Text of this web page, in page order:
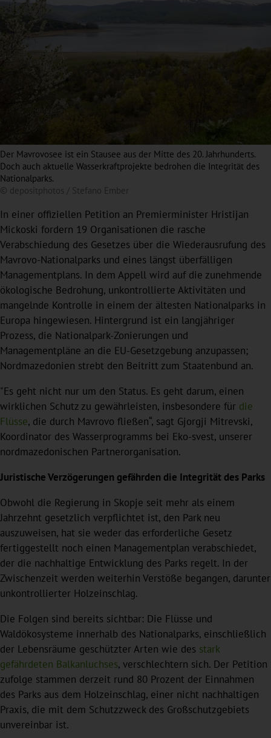
Der Mavrovosee ist ein Stausee aus der Mitte des 20. Jahrhunderts.
Doch auch aktuelle Wasserkraftprojekte bedrohen die Integrität des
Nationalparks.
© depositphotos / Stefano Ember
In einer offiziellen Petition an Premierminister Hristijan
Mickoski fordern 19 Organisationen die rasche
Verabschiedung des Gesetzes über die Wiederausrufung des
Mavrovo-Nationalparks und eines längst überfälligen
Managementplans. In dem Appell wird auf die zunehmende
ökologische Bedrohung, unkontrollierte Aktivitäten und
mangelnde Kontrolle in einem der ältesten Nationalparks in
Europa hingewiesen. Hintergrund ist ein langjähriger
Prozess, die Nationalpark-Zonierungen und
Managementpläne an die EU-Gesetzgebung anzupassen;
Nordmazedonien strebt den Beitritt zum Staatenbund an.
"Es geht nicht nur um den Status. Es geht darum, einen
wirklichen Schutz zu gewährleisten, insbesondere für die
Flüsse, die durch Mavrovo fließen“, sagt Gjorgji Mitrevski,
Koordinator des Wasserprogramms bei Eko-svest, unserer
nordmazedonischen Partnerorganisation.
Juristische Verzögerungen gefährden die Integrität des Parks
Obwohl die Regierung in Skopje seit mehr als einem
Jahrzehnt gesetzlich verpflichtet ist, den Park neu
auszuweisen, hat sie weder das erforderliche Gesetz
fertiggestellt noch einen Managementplan verabschiedet,
der die nachhaltige Entwicklung des Parks regelt. In der
Zwischenzeit werden weiterhin Verstöße begangen, darunter
unkontrollierter Holzeinschlag.
Die Folgen sind bereits sichtbar: Die Flüsse und
Waldökosysteme innerhalb des Nationalparks, einschließlich
der Lebensräume geschützter Arten wie des stark
gefährdeten Balkanluchses, verschlechtern sich. Der Petition
zufolge stammen derzeit rund 80 Prozent der Einnahmen
des Parks aus dem Holzeinschlag, einer nicht nachhaltigen
Praxis, die mit dem Schutzzweck des Großschutzgebiets
unvereinbar ist.